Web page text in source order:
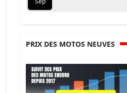
PRIX DES MOTOS NEUVES